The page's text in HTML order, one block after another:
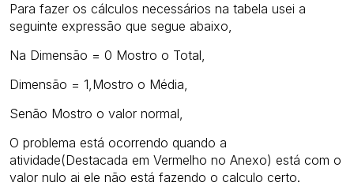
Para fazer os cálculos necessários na tabela usei a
seguinte expressão que segue abaixo,
Na Dimensão = 0 Mostro o Total,
Dimensão = 1,Mostro o Média,
Senão Mostro o valor normal,
O problema está ocorrendo quando a
atividade(Destacada em Vermelho no Anexo) está com o
valor nulo ai ele não está fazendo o calculo certo.